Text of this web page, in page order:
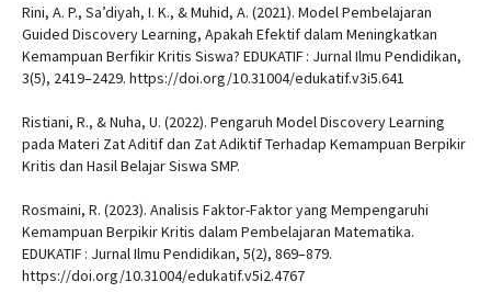
Rini, A. P., Sa’diyah, I. K., & Muhid, A. (2021). Model Pembelajaran
Guided Discovery Learning, Apakah Efektif dalam Meningkatkan
Kemampuan Berfikir Kritis Siswa? EDUKATIF : Jurnal Ilmu Pendidikan,
3(5), 2419–2429. https://doi.org/10.31004/edukatif.v3i5.641
Ristiani, R., & Nuha, U. (2022). Pengaruh Model Discovery Learning
pada Materi Zat Aditif dan Zat Adiktif Terhadap Kemampuan Berpikir
Kritis dan Hasil Belajar Siswa SMP.
Rosmaini, R. (2023). Analisis Faktor-Faktor yang Mempengaruhi
Kemampuan Berpikir Kritis dalam Pembelajaran Matematika.
EDUKATIF : Jurnal Ilmu Pendidikan, 5(2), 869–879.
https://doi.org/10.31004/edukatif.v5i2.4767